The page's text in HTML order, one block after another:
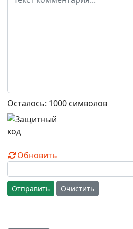
Осталось: 1000 символов
Обновить
Отправить Очистить